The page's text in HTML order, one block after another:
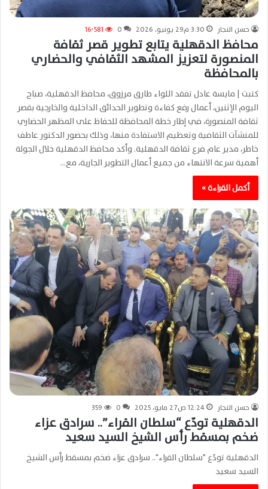
حسن النجار 3:30 م29 يونيو، 2026 0 16٬581
محافظ الدقهلية يتابع تطوير قصر ثقافة
المنصورة لتعزيز المشهد الثقافي والحضاري
بالمحافظة
كتبت | مايسة عادل تفقد اللواء طارق مرزوق، محافظ الدقهلية، صباح
اليوم الإثنين، أعمال رفع كفاءة وتطوير الحدائق الداخلية والخارجية بقصر
ثقافة المنصورة، في إطار خطة المحافظة للحفاظ على المظهر الحضاري
للمنشآت الثقافية وتعظيم الاستفادة منها، وذلك بحضور الدكتور عاطف
خاطر، مدير عام فرع ثقافة الدقهلية. وأكد محافظ الدقهلية خلال الجولة
أهمية سرعة الانتهاء من جميع أعمال التطوير الجارية، مع…
أكمل القراءة »
حسن النجار 12:24 ص27 مايو، 2025 0
359
الدقهلية تودّع “سلطان القراء”.. سرادق عزاء
ضخم بمسقط رأس الشيخ السيد سعيد
الدقهلية تودّع "سلطان القراء".. سرادق عزاء ضخم بمسقط رأس الشيخ
السيد سعيد